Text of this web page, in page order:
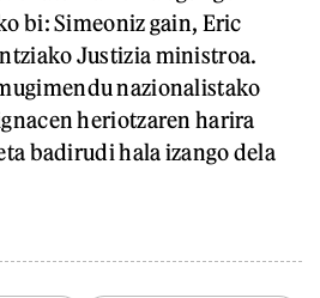
bi: Simeoniz gain, Eric
Justizia ministroa.
nazionalistako
heriotzaren harira
badirudi hala izango dela